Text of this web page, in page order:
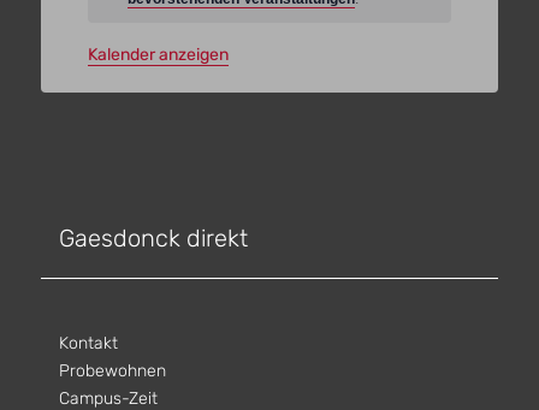
Kalender anzeigen
Gaesdonck direkt
Kontakt
Probewohnen
Campus-Zeit